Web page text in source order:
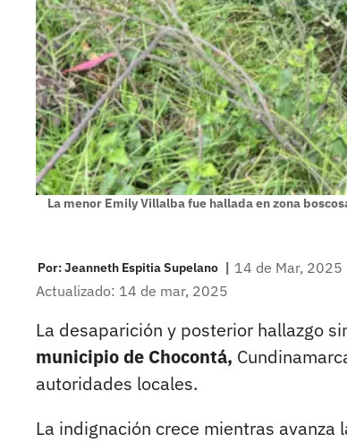
La menor Emily Villalba fue hallada en zona
Por:Jeanneth Espitia Supelano | 14 de Mar, 2025
Actualizado: 14 de mar, 2025
La desaparición y posterior hallazgo
municipio de Chocontá,
autoridades locales.
La indignación crece mientras avanza